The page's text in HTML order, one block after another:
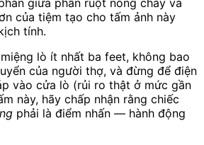
giữa phần ruột nóng chảy và
của tiệm tạo cho tấm ảnh này
tính.
lò ít nhất ba feet, không bao
của người thợ, và đừng để điện
vào cửa lò (rủi ro thật ở mức gần
này, hãy chấp nhận rằng chiếc
phải là điểm nhấn — hành động